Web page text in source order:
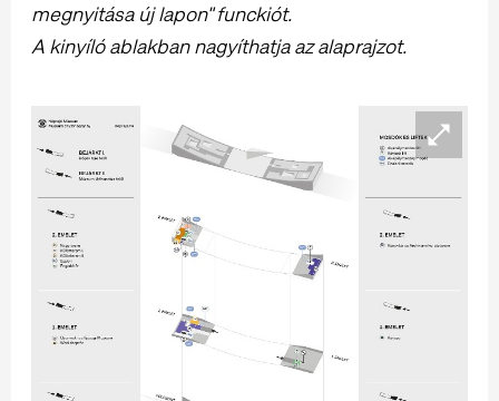
megnyitása új lapon" funckiót.
A kinyíló ablakban nagyíthatja az alaprajzot.